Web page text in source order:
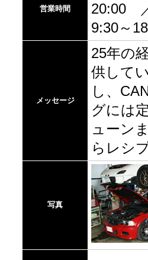
営業時間
20:00
9:30～
メッセージ
25年の
供して
し、
グには
ューン
らレシ
写真